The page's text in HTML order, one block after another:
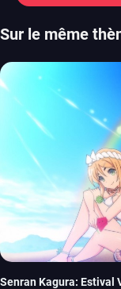
Sur le même
Senran Kagura: Estival